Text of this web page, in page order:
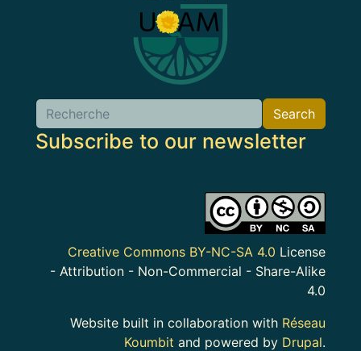
Search Search
Subscribe to our newsletter
Creative Commons BY-NC-SA 4.0 License
- Attribution - Non-Commercial - Share-Alike
4.0
Website built in collaboration with Réseau
Koumbit and powered by Drupal.